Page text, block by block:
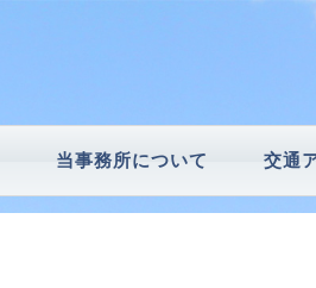
当事務所について 交通